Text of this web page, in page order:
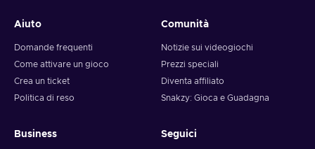
Aiuto
Domande frequenti
Come attivare un gioco
Crea un ticket
Politica di reso
Comunità
Notizie sui videogiochi
Prezzi speciali
Diventa affiliato
Snakzy: Gioca e Guadagna
Business Seguici